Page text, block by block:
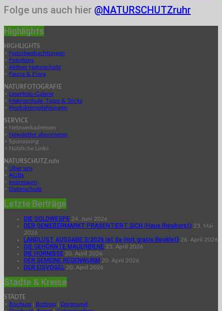
Folge uns auch hier @NATURSCHUTZruhr
Highlights
HIGHLIGHTS
> Naturbeobachtungen
> Fototipps
> Aktiver Naturschutz
> Fauna & Flora
NATURFOTOGRAFIE
> Leserfoto-Galerie
> Makroschule, Tipps & Tricks
> Produktempfehlungen
SERVICE
> Netzwerkadressen
> Newsletter abonnieren
> Sponsoring
> Nützliche Links
NATURSCHUTZ.ruhr
> Über uns
> AGBs
> Impressum
> Datenschutz
Letzte Beiträge
DIE GOLDWESPE 24. Juni 2026
DER GENIEßERMARKT PRÄSENTIERT SICH (Haus Ripshorst) 23. Mai
2026
LANDLUST AUSGABE 3/2026 ist da (mit gratis Booklet) 26. April 2026
DIE GEHÖRNTE MAUERBIENE 23. April 2026
DIE HORNISSE 20. April 2026
DER GEMEINE REGENWURM 20. April 2026
DER EISVOGEL 20. April 2026
Städte & Kreise
STÄDTE
> Bochum Bottrop
Dortmund